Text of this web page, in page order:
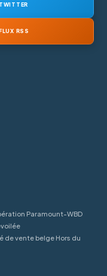
TWITTER
RSS
Paramount-WBD
de vente belge Hors du